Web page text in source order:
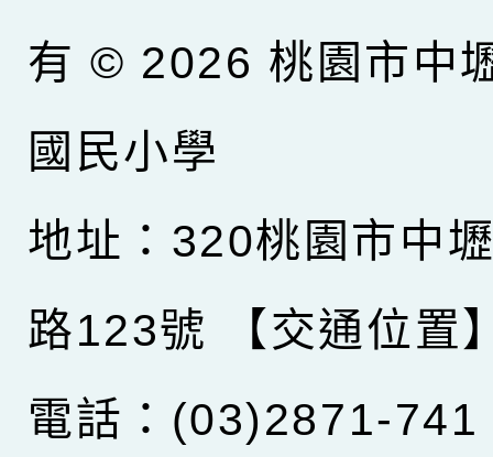
有 © 2026 桃園市中
國民小學
地址：320桃園市中
路123號
【交通位置
電話：(03)2871-741